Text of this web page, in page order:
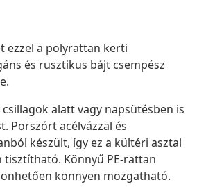
ezzel a polyrattan kerti
és rusztikus bájt csempész
alatt vagy napsütésben is
Porszórt acélvázzal és
készült, így ez a kültéri asztal
tisztítható. Könnyű PE-rattan
könnyen mozgatható.